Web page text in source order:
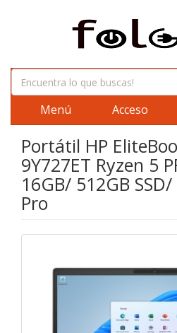
Menú Acceso
Portátil HP
9Y727ET Ryzen 5
16GB/ 512GB
Pro